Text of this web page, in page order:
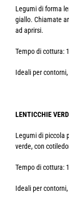
Legumi di forma
giallo. Chiamate
ad aprirsi.
Tempo di cottura:
Ideali per
LENTICCHIE
Legumi di piccola
verde, con
Tempo di cottura:
Ideali per